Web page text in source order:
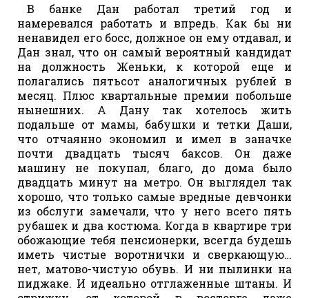
В банке Дан работал третий год и
намеревался работать и впредь. Как бы ни
ненавидел его босс, должное он ему отдавал, и
Дан знал, что он самый вероятный кандидат
на должность Женьки, к которой еще и
полагались пятьсот аналогичных рублей в
месяц. Плюс квартальные премии побольше
нынешних. А Дану так хотелось жить
подальше от мамы, бабушки и тетки Даши,
что отчаянно экономил и имел в заначке
почти двадцать тысяч баксов. Он даже
машину не покупал, благо, до дома было
двадцать минут на метро. Он выглядел так
хорошо, что только самые вредные девчонки
из обслуги замечали, что у него всего пять
рубашек и два костюма. Когда в квартире три
обожающие тебя пенсионерки, всегда будешь
иметь чистые воротнички и сверкающую…
нет, матово-чистую обувь. И ни пылинки на
пиджаке. И идеально отглаженные штаны. И